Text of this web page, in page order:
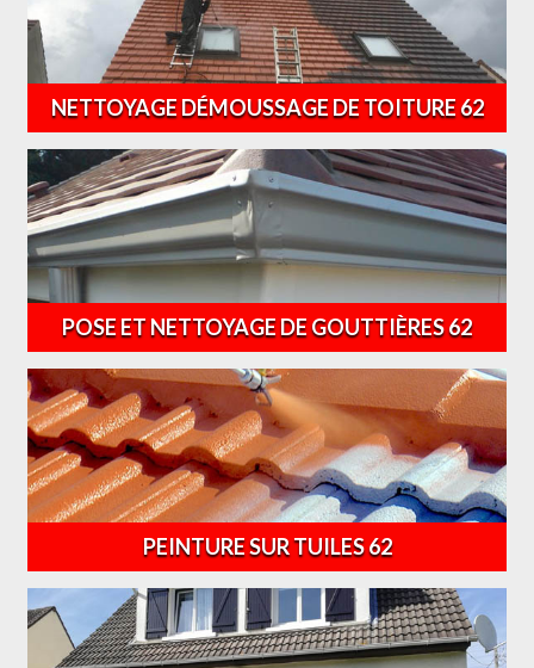
NETTOYAGE DÉMOUSSAGE DE TOITURE 62
POSE ET NETTOYAGE DE GOUTTIÈRES 62
PEINTURE SUR TUILES 62